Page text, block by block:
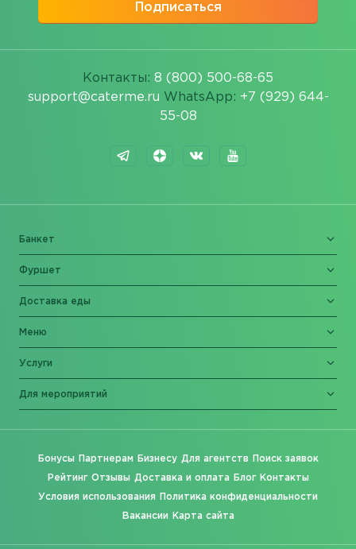
Подписаться
Контакты: 8 (800) 500-68-65
support@caterme.ru WhatsApp: +7 (929) 644-
55-08
Банкет
Фуршет
Доставка еды
Меню
Услуги
Для мероприятий
Бонусы Партнерам Бизнесу Для агентств Поиск заявок
Рейтинг Отзывы Доставка и оплата Блог Контакты
Условия использования Политика конфиденциальности
Вакансии Карта сайта